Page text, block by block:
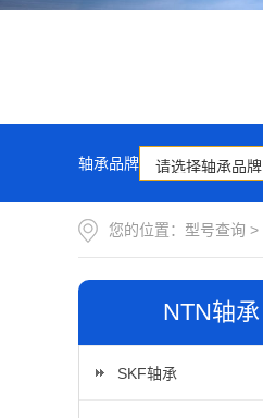
轴承品牌
您的位置： 型号查询 >
NTN轴承
SKF轴承